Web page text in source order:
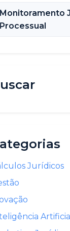
Monitoramento
Processual
Jurídicos
Artificial